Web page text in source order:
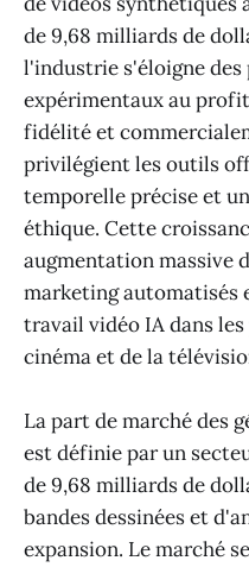
de 9,68 milliards de
l'industrie s'éloigne des
expérimentaux au
fidélité et
privilégient les outils
temporelle précise et
éthique. Cette
augmentation massive
marketing automatisés
travail vidéo IA dans
cinéma et de la
La part de marché des
est définie par un
de 9,68 milliards de
bandes dessinées et
expansion. Le marché